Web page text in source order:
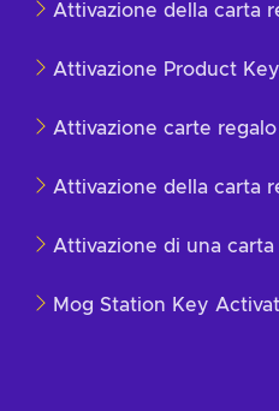
Attivazione della carta
Attivazione Product
Attivazione carte
Attivazione della carta
Attivazione di una
Mog Station Key